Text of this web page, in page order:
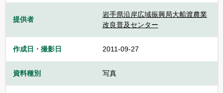
提供者
岩手県沿岸広域振興局大船渡農業
改良普及センター
作成日・撮影日 2011-09-27
資料種別 写真